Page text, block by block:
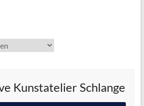
Kunstatelier Schlange